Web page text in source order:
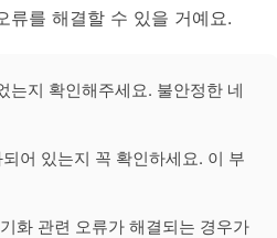
류를 해결할 수 있을 거예요.
지 확인해주세요. 불안정한 네
어 있는지 꼭 확인하세요. 이 부
화 관련 오류가 해결되는 경우가